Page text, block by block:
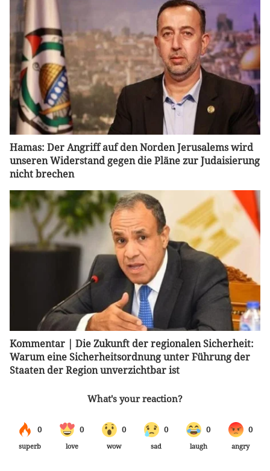
Hamas: Der Angriff auf den Norden Jerusalems wird
unseren Widerstand gegen die Pläne zur Judaisierung
nicht brechen
Kommentar | Die Zukunft der regionalen Sicherheit:
Warum eine Sicherheitsordnung unter Führung der
Staaten der Region unverzichtbar ist